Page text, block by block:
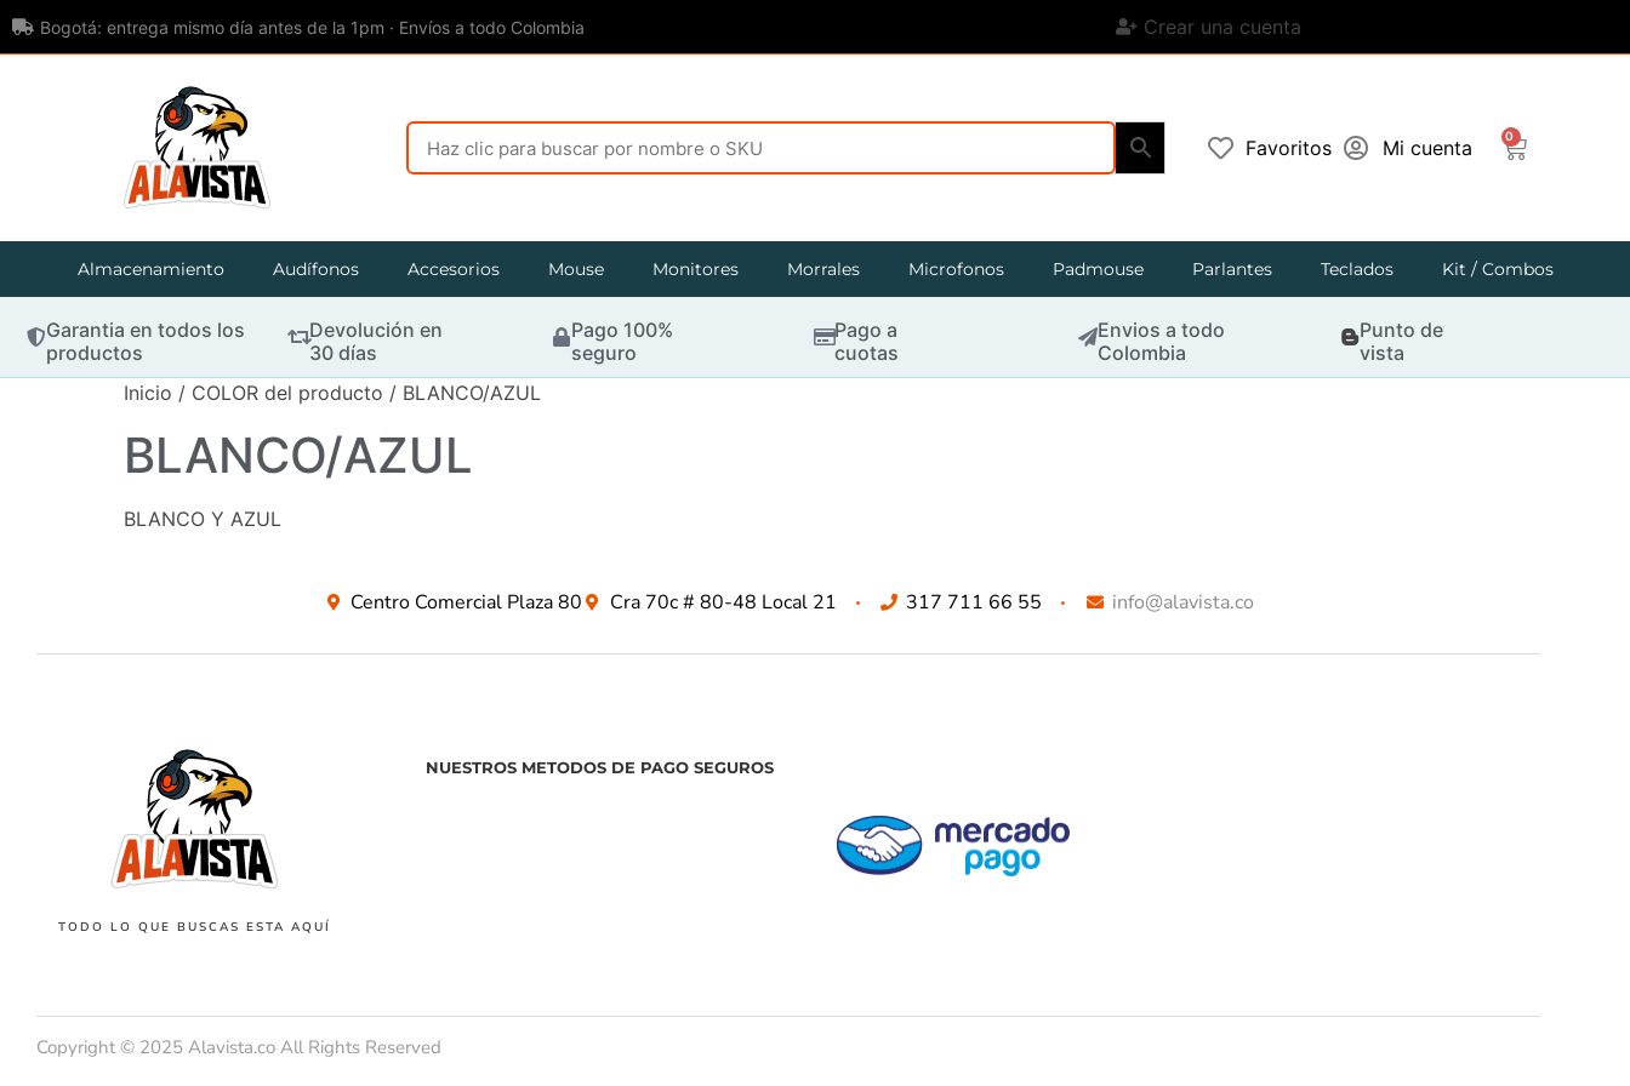
Bogotá: entrega mismo día antes de la 1pm · Envíos a todo Colombia Crear una cuenta
Favoritos Mi cuenta
0
Almacenamiento Audífonos Accesorios Mouse Monitores Morrales Microfonos Padmouse Parlantes Teclados Kit / Combos
Garantia en todos los
productos
Devolución en
30 días
Pago 100%
seguro
Pago a
cuotas
Envios a todo
Colombia
Punto de
vista
Inicio / COLOR del producto / BLANCO/AZUL
BLANCO/AZUL
BLANCO Y AZUL
Centro Comercial Plaza 80 Cra 70c # 80-48 Local 21 317 711 66 55 info@alavista.co
TODO LO QUE BUSCAS ESTA AQUÍ
NUESTROS METODOS DE PAGO SEGUROS
Copyright © 2025 Alavista.co All Rights Reserved